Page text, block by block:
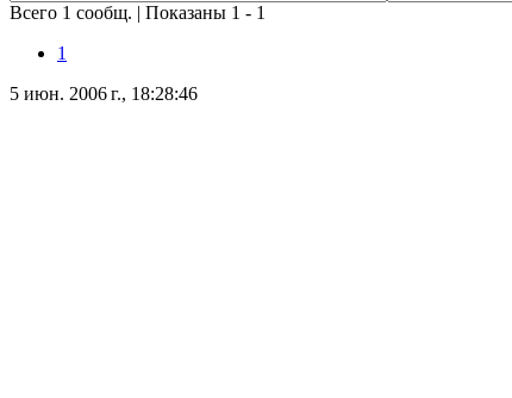
Всего 1 сообщ. | Показаны 1 - 1
1
5 июн. 2006 г., 18:28:46